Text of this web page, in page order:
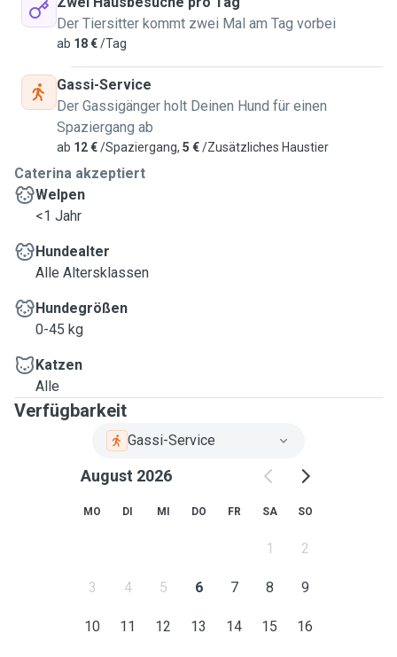
Der Tiersitter kommt zwei Mal am Tag vorbei
ab 18 €/Tag
Gassi-Service
Der Gassigänger holt Deinen Hund für einen
Spaziergang ab
ab 12 €/Spaziergang, 5 €/Zusätzliches Haustier
Caterina akzeptiert
Welpen
<1 Jahr
Hundealter
Alle Altersklassen
Hundegrößen
0-45 kg
Katzen
Alle
Verfügbarkeit
Gassi-Service
August 2026
MO DI MI DO FR SA SO
1 2
3 4 5 6 7 8 9
10 11 12 13 14 15 16